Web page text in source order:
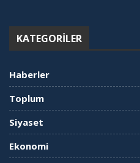
KATEGORILER
Haberler
Toplum
Siyaset
Ekonomi